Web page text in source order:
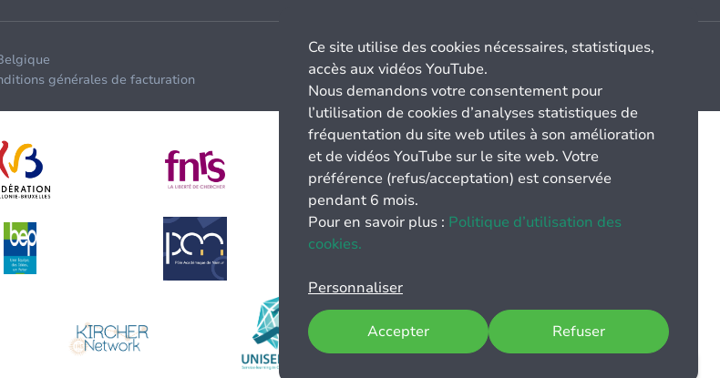
générales de facturation
Ce site utilise des cookies nécessaires, statistiques,
accès aux vidéos YouTube.
Nous demandons votre consentement pour
l’utilisation de cookies d’analyses statistiques de
fréquentation du site web utiles à son amélioration
et de vidéos YouTube sur le site web. Votre
préférence (refus/acceptation) est conservée
pendant 6 mois.
Pour en savoir plus : Politique d’utilisation des
cookies.
Personnaliser
Refuser
Accepter